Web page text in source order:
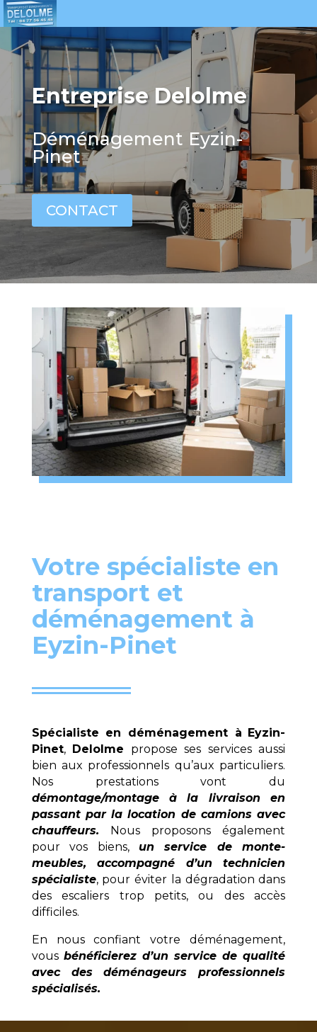
Entreprise Delolme
Déménagement Eyzin-
Pinet
CONTACT
Votre spécialiste en
transport et
déménagement à
Eyzin-Pinet
Spécialiste en déménagement à
Eyzin-
Pinet, Delolme propose ses services aussi
bien aux professionnels qu’aux particuliers.
Nos prestations vont du
démontage/montage à la livraison en
passant par la location de camions avec
chauffeurs. Nous proposons également
pour vos biens, un service de monte-
meubles, accompagné d’un technicien
spécialiste, pour éviter la dégradation dans
des escaliers trop petits, ou des accès
difficiles.
En nous confiant votre déménagement,
vous bénéficierez d’un service de qualité
avec des déménageurs professionnels
spécialisés.